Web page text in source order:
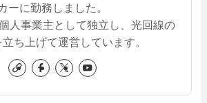
ーに勤務しました。
人事業主として独立し、光回線の
ち上げて運営しています。